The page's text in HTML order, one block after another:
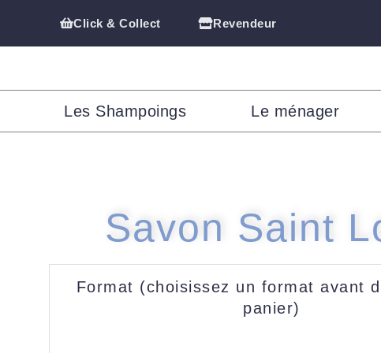
Click & Collect Revendeur
Les Shampoings Le ménager
Savon Saint
Format (choisissez un format avant
panier)